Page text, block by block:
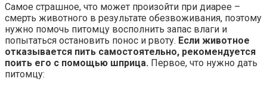
Самое страшное, что может произойти при диарее –
смерть животного в результате обезвоживания, поэтому
нужно помочь питомцу восполнить запас влаги и
попытаться остановить понос и рвоту. Если животное
отказывается пить самостоятельно, рекомендуется
поить его с помощью шприца. Первое, что нужно дать
питомцу: